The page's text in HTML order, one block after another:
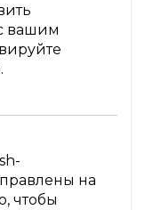
вашим
на
чтобы